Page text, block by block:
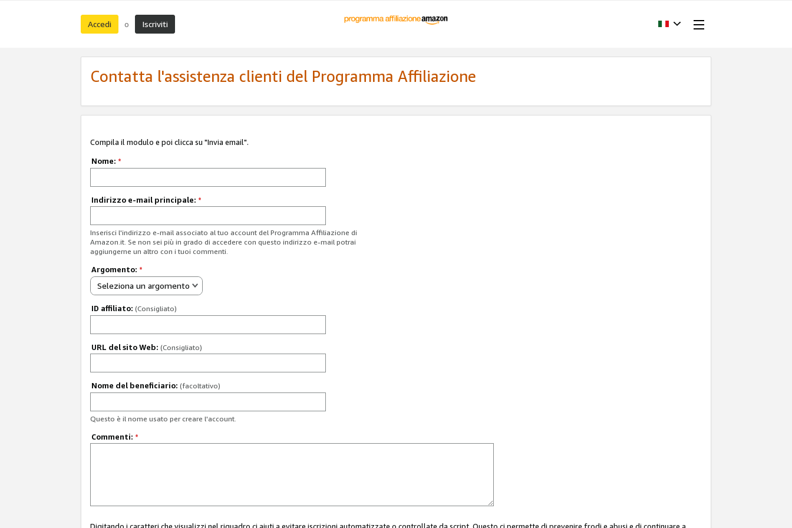
Accedi o Iscriviti
Contatta l'assistenza clienti del Programma Affiliazione
Compila il modulo e poi clicca su "Invia email".
Nome: *
Indirizzo e-mail principale: *
Inserisci l'indirizzo e-mail associato al tuo account del Programma Affiliazione di
Amazon.it. Se non sei più in grado di accedere con questo indirizzo e-mail potrai
aggiungerne un altro con i tuoi commenti.
Argomento: *
Seleziona un argomento
ID affiliato: (Consigliato)
URL del sito Web: (Consigliato)
Nome del beneficiario: (facoltativo)
Questo è il nome usato per creare l'account.
Commenti: *